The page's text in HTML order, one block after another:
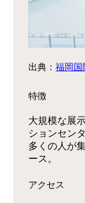
出典：福岡国
特徴
大規模な展
ションセンタ
多くの人が
ース。
アクセス